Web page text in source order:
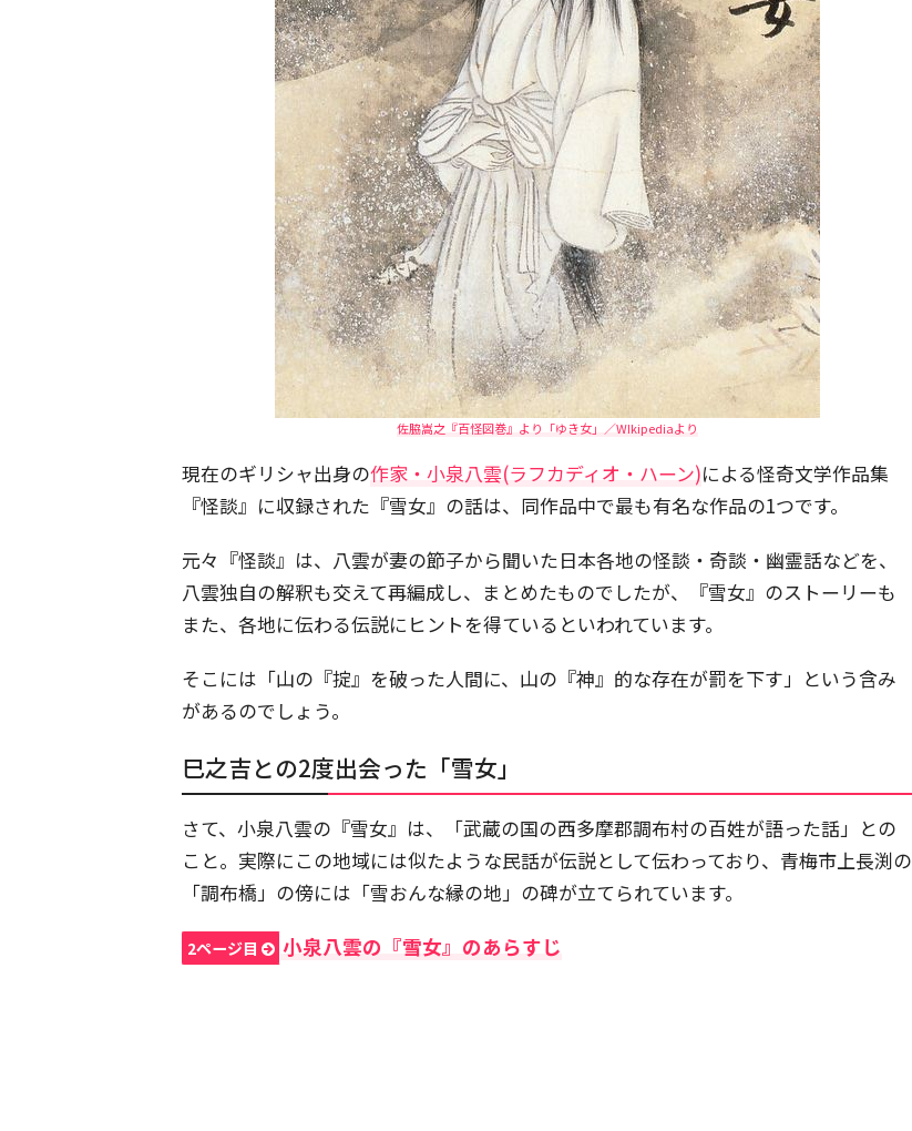
佐脇嵩之『百怪図巻』より「ゆき女」／WIkipediaより
現在のギリシャ出身の作家・小泉八雲(ラフカディオ・ハーン)による怪奇文学作品集
『怪談』に収録された『雪女』の話は、同作品中で最も有名な作品の1つです。
元々『怪談』は、八雲が妻の節子から聞いた日本各地の怪談・奇談・幽霊話などを、
八雲独自の解釈も交えて再編成し、まとめたものでしたが、『雪女』のストーリーも
また、各地に伝わる伝説にヒントを得ているといわれています。
そこには「山の『掟』を破った人間に、山の『神』的な存在が罰を下す」という含み
があるのでしょう。
巳之吉との2度出会った「雪女」
さて、小泉八雲の『雪女』は、「武蔵の国の西多摩郡調布村の百姓が語った話」との
こと。実際にこの地域には似たような民話が伝説として伝わっており、青梅市上長渕の
「調布橋」の傍には「雪おんな縁の地」の碑が立てられています。
2ページ目 小泉八雲の『雪女』のあらすじ